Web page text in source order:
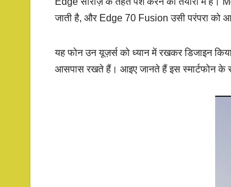
जाती है, और Edge 70 Fusion उसी परंपरा को आगे
यह फोन उन यूज़र्स को ध्यान में रखकर डिजाइन
आसपास रखते हैं। आइए जानते हैं इस स्मार्टफोन के